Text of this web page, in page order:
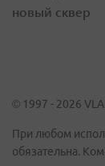
новый сквер
© 1997 - 2026
При любом
обязательна.